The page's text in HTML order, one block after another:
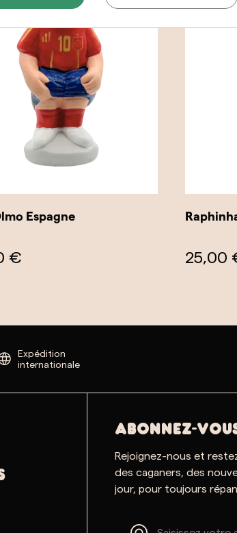
Espagne
€ 25,00
Expédition
internationale
ABONNEZ-
Rejoignez-nous et
des caganers, des
jour, pour toujours